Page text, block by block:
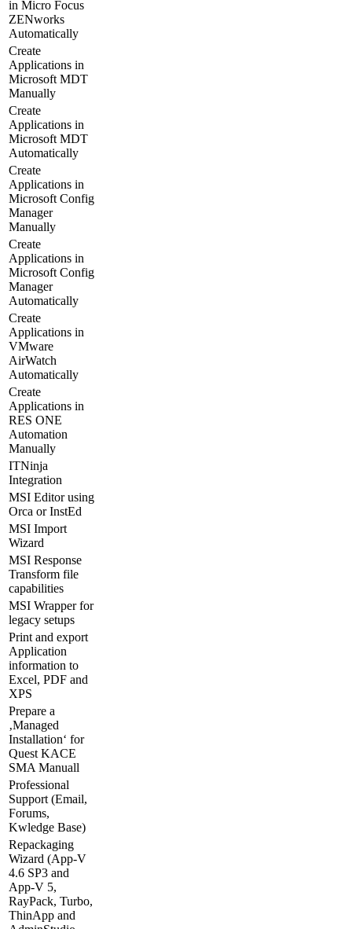
in Micro Focus
ZENworks
Automatically
Create
Applications in
Microsoft MDT
Manually
Create
Applications in
Microsoft MDT
Automatically
Create
Applications in
Microsoft Config
Manager
Manually
Create
Applications in
Microsoft Config
Manager
Automatically
Create
Applications in
VMware
AirWatch
Automatically
Create
Applications in
RES ONE
Automation
Manually
ITNinja
Integration
MSI Editor using
Orca or InstEd
MSI Import
Wizard
MSI Response
Transform file
capabilities
MSI Wrapper for
legacy setups
Print and export
Application
information to
Excel, PDF and
XPS
Prepare a
‚Managed
Installation‘ for
Quest KACE
SMA Manuall
Professional
Support (Email,
Forums,
Kwledge Base)
Repackaging
Wizard (App-V
4.6 SP3 and
App-V 5,
RayPack, Turbo,
ThinApp and